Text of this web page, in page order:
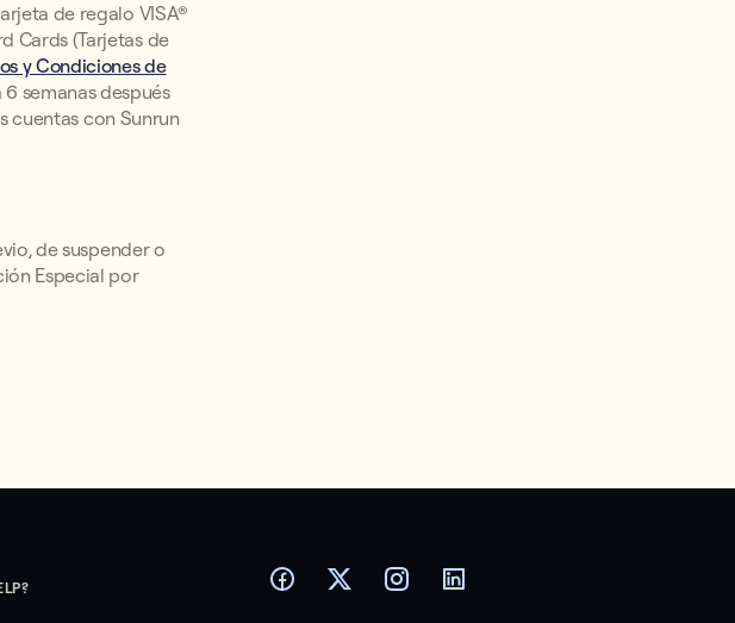
de regalo VISA®
Cards (Tarjetas de
y Condiciones de
semanas después
cuentas con Sunrun
de suspender o
Especial por